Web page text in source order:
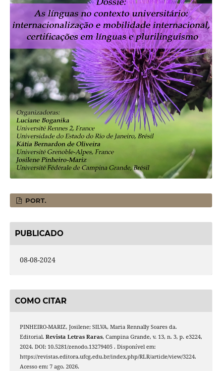
PORT.
PUBLICADO
08-08-2024
COMO CITAR
PINHEIRO-MARIZ, Josilene; SILVA, Maria Rennally Soares da.
Editorial. Revista Letras Raras, Campina Grande, v. 13, n. 3, p. e3224,
2024. DOI: 10.5281/zenodo.13279405 . Disponível em:
https://revistas.editora.ufcg.edu.br/index.php/RLR/article/view/3224.
Acesso em: 7 ago. 2026.